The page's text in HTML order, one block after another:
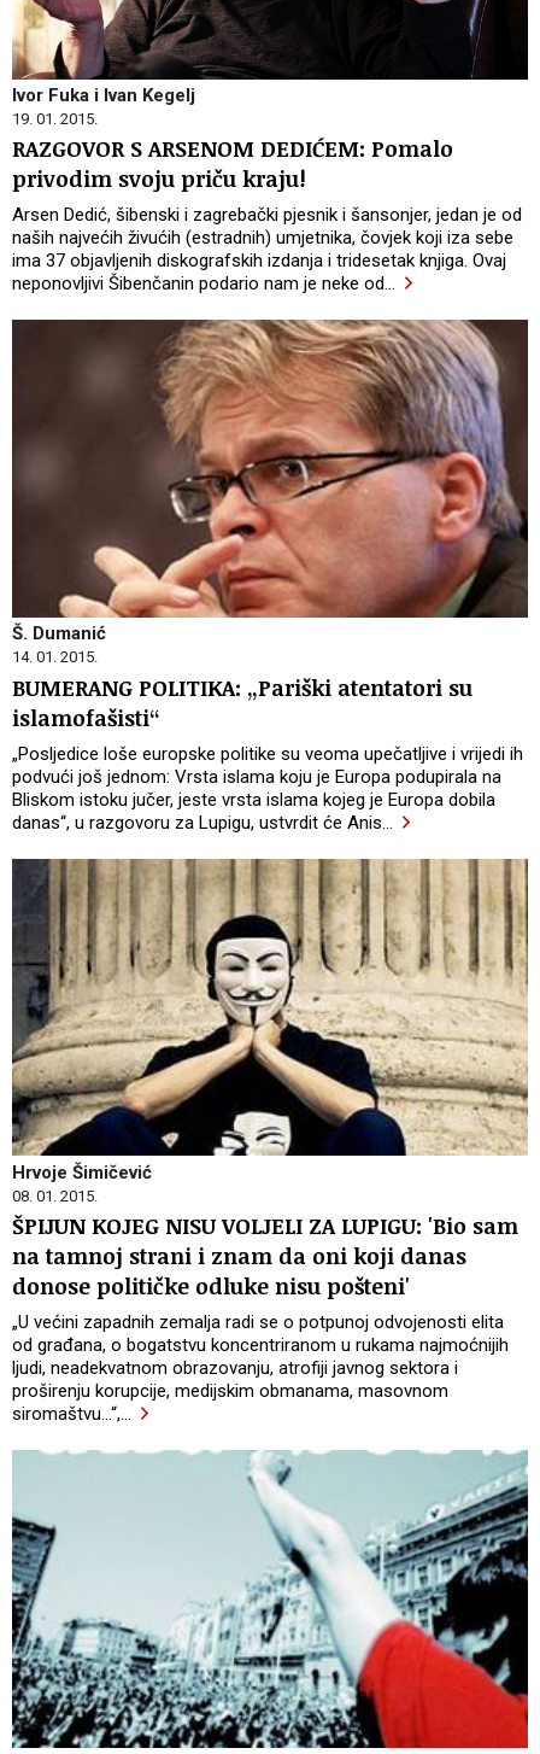
Ivor Fuka i Ivan Kegelj
19. 01. 2015.
RAZGOVOR S ARSENOM DEDIĆEM: Pomalo
privodim svoju priču kraju!
Arsen Dedić, šibenski i zagrebački pjesnik i šansonjer, jedan je od
naših najvećih živućih (estradnih) umjetnika, čovjek koji iza sebe
ima 37 objavljenih diskografskih izdanja i tridesetak knjiga. Ovaj
neponovljivi Šibenčanin podario nam je neke od…
Š. Dumanić
14. 01. 2015.
BUMERANG POLITIKA: „Pariški atentatori su
islamofašisti“
„Posljedice loše europske politike su veoma upečatljive i vrijedi ih
podvući još jednom: Vrsta islama koju je Europa podupirala na
Bliskom istoku jučer, jeste vrsta islama kojeg je Europa dobila
danas“, u razgovoru za Lupigu, ustvrdit će Anis…
Hrvoje Šimičević
08. 01. 2015.
ŠPIJUN KOJEG NISU VOLJELI ZA LUPIGU: 'Bio sam
na tamnoj strani i znam da oni koji danas
donose političke odluke nisu pošteni'
„U većini zapadnih zemalja radi se o potpunoj odvojenosti elita
od građana, o bogatstvu koncentriranom u rukama najmoćnijih
ljudi, neadekvatnom obrazovanju, atrofiji javnog sektora i
proširenju korupcije, medijskim obmanama, masovnom
siromaštvu...“,…